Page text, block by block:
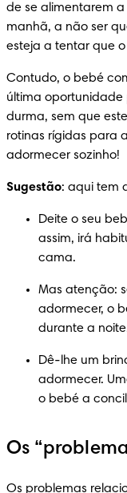
de se alimentarem
manhã, a não ser
esteja a tentar que
Contudo, o bebé
última
durma, sem que
rotinas rígidas para
adormecer sozinho!
Sugestão: aqui tem
Deite o seu
assim, irá
cama.
Mas atenção:
adormecer, o
durante a
Dê-lhe um
adormecer.
o bebé a
Os
Os problemas